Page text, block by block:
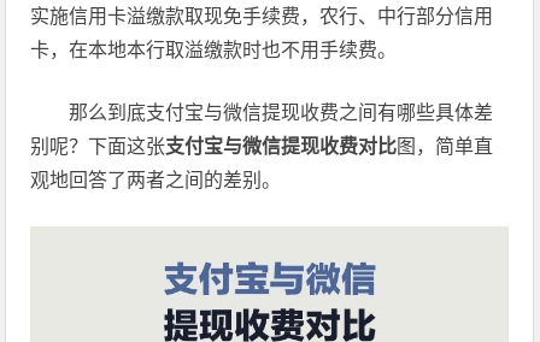
实施信用卡溢缴款取现免手续费，农行、中行部分信用
卡，在本地本行取溢缴款时也不用手续费。
那么到底支付宝与微信提现收费之间有哪些具体差
别呢？下面这张支付宝与微信提现收费对比图，简单直
观地回答了两者之间的差别。